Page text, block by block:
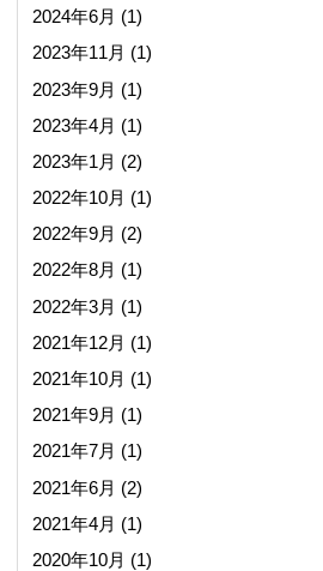
2024年6月 (1)
2023年11月 (1)
2023年9月 (1)
2023年4月 (1)
2023年1月 (2)
2022年10月 (1)
2022年9月 (2)
2022年8月 (1)
2022年3月 (1)
2021年12月 (1)
2021年10月 (1)
2021年9月 (1)
2021年7月 (1)
2021年6月 (2)
2021年4月 (1)
2020年10月 (1)